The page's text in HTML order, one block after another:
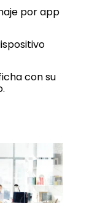
por app
con su